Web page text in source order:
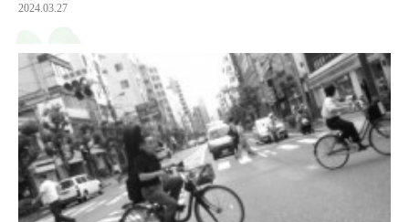
2024.03.27